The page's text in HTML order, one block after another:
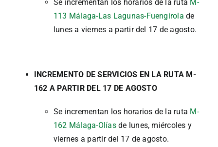
Se incrementan los horarios de la ruta M-
113 Málaga-Las Lagunas-Fuengirola de
lunes a viernes a partir del 17 de agosto.
INCREMENTO DE SERVICIOS EN LA RUTA M-
162 A PARTIR DEL 17 DE AGOSTO
Se incrementan los horarios de la ruta M-
162 Málaga-Olíasde lunes, miércoles y
viernes a partir del 17 de agosto.